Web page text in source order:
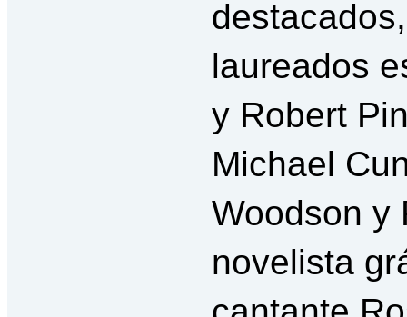
laureados
y Robert
Michael
Woodson y
novelista